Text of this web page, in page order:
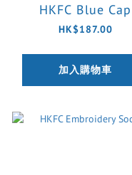
HKFC Blue Cap
HK$187.00
加入購物車